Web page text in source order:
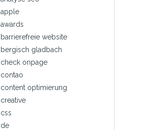
apple
awards
barrierefreie website
bergisch gladbach
check onpage
contao
content optimierung
creative
css
de